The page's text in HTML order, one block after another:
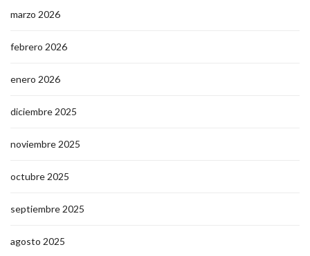
marzo 2026
febrero 2026
enero 2026
diciembre 2025
noviembre 2025
octubre 2025
septiembre 2025
agosto 2025